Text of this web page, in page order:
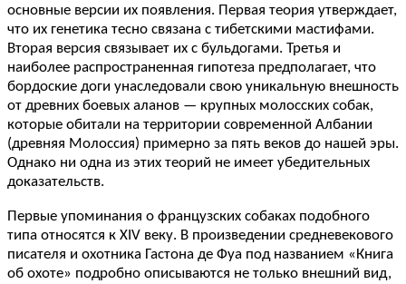
основные версии их появления. Первая теория утверждает,
что их генетика тесно связана с тибетскими мастифами.
Вторая версия связывает их с бульдогами. Третья и
наиболее распространенная гипотеза предполагает, что
бордоские доги унаследовали свою уникальную внешность
от древних боевых аланов — крупных молосских собак,
которые обитали на территории современной Албании
(древняя Молоссия) примерно за пять веков до нашей эры.
Однако ни одна из этих теорий не имеет убедительных
доказательств.
Первые упоминания о французских собаках подобного
типа относятся к XIV веку. В произведении средневекового
писателя и охотника Гастона де Фуа под названием «Книга
об охоте» подробно описываются не только внешний вид,